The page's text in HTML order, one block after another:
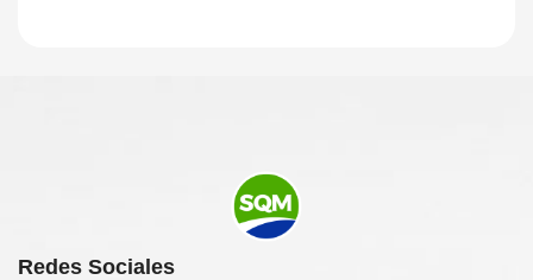
Redes Sociales